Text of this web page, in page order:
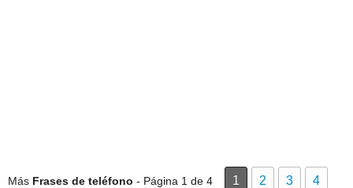
Más Frases de teléfono - Página 1 de 4 1 2 3 4